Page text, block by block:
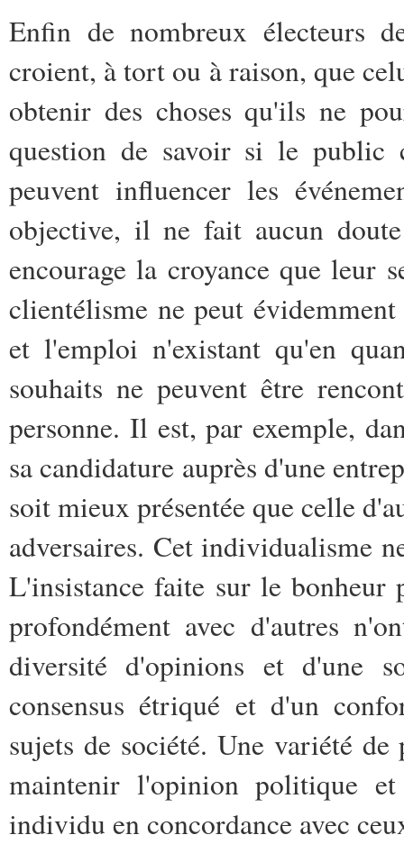
Enfin de nombreux électeurs
croient, à tort ou à raison, que
obtenir des choses qu'ils ne
question de savoir si le public
peuvent influencer les
objective, il ne fait aucun
encourage la croyance que leur
clientélisme ne peut
et l'emploi n'existant qu'en
souhaits ne peuvent être
personne. Il est, par exemple,
sa candidature auprès d'une
soit mieux présentée que celle
adversaires. Cet individualisme
L'insistance faite sur le bonheur
profondément avec d'autres
diversité d'opinions et d'une
consensus étriqué et d'un
sujets de société. Une variété
maintenir l'opinion politique
individu en concordance avec